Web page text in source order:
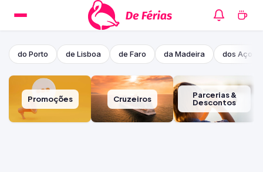
do Porto de Lisboa de Faro da Madeira dos
Promoções Cruzeiros
Parcerias &
Descontos